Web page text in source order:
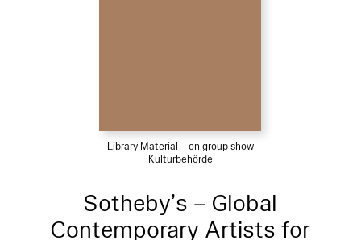
Library Material – on group show
Kulturbehörde
Sotheby’s – Global
Contemporary Artists for